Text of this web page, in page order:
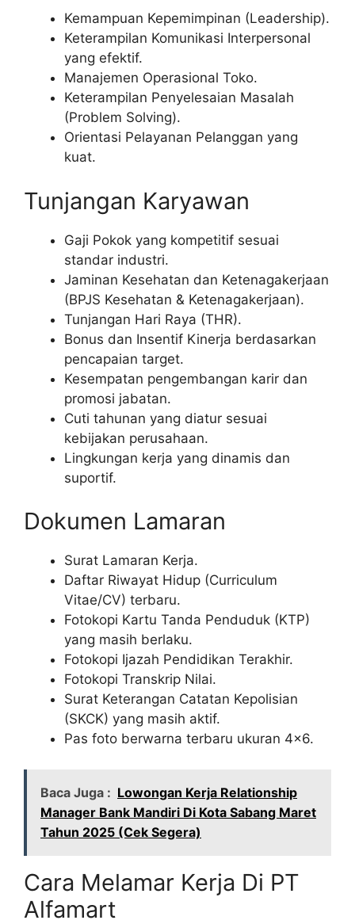
Kemampuan Kepemimpinan (Leadership).
Keterampilan Komunikasi Interpersonal
yang efektif.
Manajemen Operasional Toko.
Keterampilan Penyelesaian Masalah
(Problem Solving).
Orientasi Pelayanan Pelanggan yang
kuat.
Tunjangan Karyawan
Gaji Pokok yang kompetitif sesuai
standar industri.
Jaminan Kesehatan dan Ketenagakerjaan
(BPJS Kesehatan & Ketenagakerjaan).
Tunjangan Hari Raya (THR).
Bonus dan Insentif Kinerja berdasarkan
pencapaian target.
Kesempatan pengembangan karir dan
promosi jabatan.
Cuti tahunan yang diatur sesuai
kebijakan perusahaan.
Lingkungan kerja yang dinamis dan
suportif.
Dokumen Lamaran
Surat Lamaran Kerja.
Daftar Riwayat Hidup (Curriculum
Vitae/CV) terbaru.
Fotokopi Kartu Tanda Penduduk (KTP)
yang masih berlaku.
Fotokopi Ijazah Pendidikan Terakhir.
Fotokopi Transkrip Nilai.
Surat Keterangan Catatan Kepolisian
(SKCK) yang masih aktif.
Pas foto berwarna terbaru ukuran 4×6.
Baca Juga : Lowongan Kerja Relationship
Manager Bank Mandiri Di Kota Sabang Maret
Tahun 2025 (Cek Segera)
Cara Melamar Kerja Di PT
Alfamart